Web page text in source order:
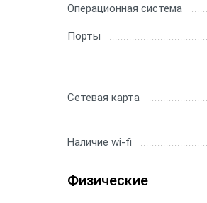
Операционная система
Порты
Сетевая карта
Наличие wi-fi
Физические